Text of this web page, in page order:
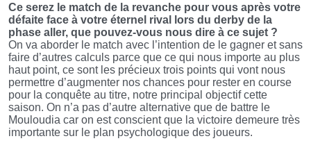
Ce serez le match de la revanche pour vous après votre
défaite face à votre éternel rival lors du derby de la
phase aller, que pouvez-vous nous dire à ce sujet ?
On va aborder le match avec l’intention de le gagner et sans
faire d’autres calculs parce que ce qui nous importe au plus
haut point, ce sont les précieux trois points qui vont nous
permettre d’augmenter nos chances pour rester en course
pour la conquête au titre, notre principal objectif cette
saison. On n’a pas d’autre alternative que de battre le
Mouloudia car on est conscient que la victoire demeure très
importante sur le plan psychologique des joueurs.